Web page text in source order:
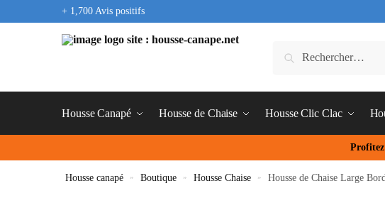
+ 1,700 Avis positifs
Housse Canapé Housse de Chaise Housse Clic Clac
Profitez
Housse canapé » Boutique » Housse Chaise » Housse de Chaise Large